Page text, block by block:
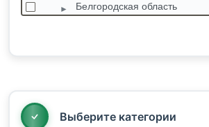
Белгородская область
Выберите категории